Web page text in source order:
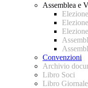
Assemblea e
Convenzioni
Archivio
Libro Soci
Libro Giornale